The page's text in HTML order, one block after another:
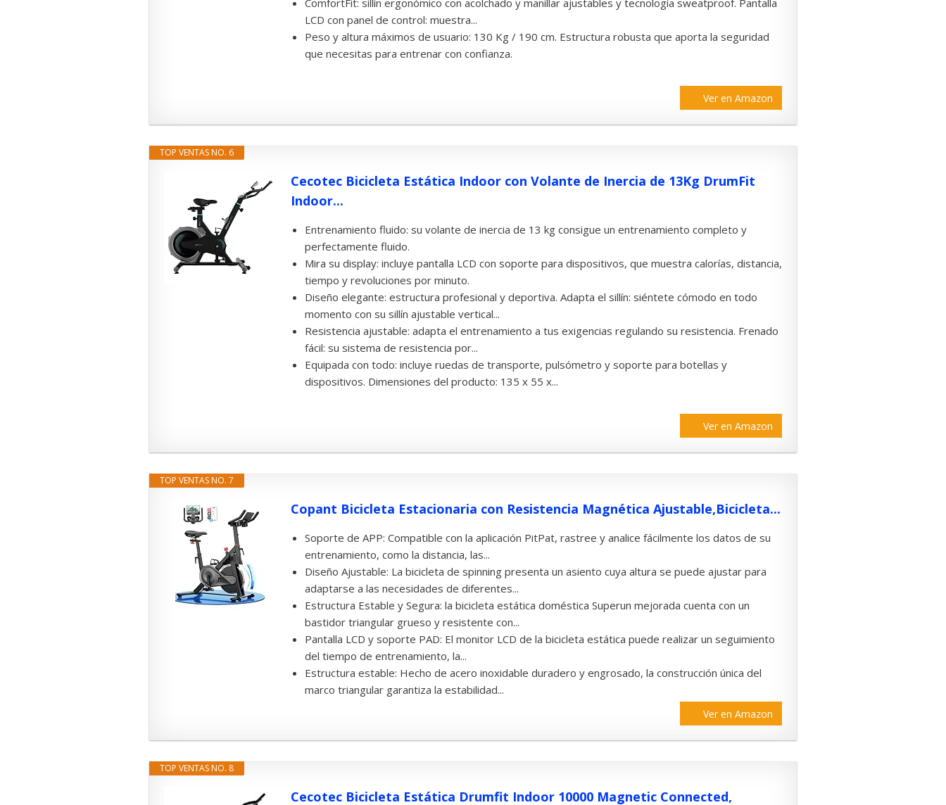
ComfortFit: sillín ergonómico con acolchado y manillar ajustables y tecnología sweatproof. Pantalla
LCD con panel de control: muestra...
Peso y altura máximos de usuario: 130 Kg / 190 cm. Estructura robusta que aporta la seguridad
que necesitas para entrenar con confianza.
Ver en Amazon
TOP VENTAS NO. 6
Cecotec Bicicleta Estática Indoor con Volante de Inercia de 13Kg DrumFit
Indoor...
Entrenamiento fluido: su volante de inercia de 13 kg consigue un entrenamiento completo y
perfectamente fluido.
Mira su display: incluye pantalla LCD con soporte para dispositivos, que muestra calorías, distancia,
tiempo y revoluciones por minuto.
Diseño elegante: estructura profesional y deportiva. Adapta el sillín: siéntete cómodo en todo
momento con su sillín ajustable vertical...
Resistencia ajustable: adapta el entrenamiento a tus exigencias regulando su resistencia. Frenado
fácil: su sistema de resistencia por...
Equipada con todo: incluye ruedas de transporte, pulsómetro y soporte para botellas y
dispositivos. Dimensiones del producto: 135 x 55 x...
Ver en Amazon
TOP VENTAS NO. 7
Copant Bicicleta Estacionaria con Resistencia Magnética Ajustable,Bicicleta...
Soporte de APP: Compatible con la aplicación PitPat, rastree y analice fácilmente los datos de su
entrenamiento, como la distancia, las...
Diseño Ajustable: La bicicleta de spinning presenta un asiento cuya altura se puede ajustar para
adaptarse a las necesidades de diferentes...
Estructura Estable y Segura: la bicicleta estática doméstica Superun mejorada cuenta con un
bastidor triangular grueso y resistente con...
Pantalla LCD y soporte PAD: El monitor LCD de la bicicleta estática puede realizar un seguimiento
del tiempo de entrenamiento, la...
Estructura estable: Hecho de acero inoxidable duradero y engrosado, la construcción única del
marco triangular garantiza la estabilidad...
Ver en Amazon
TOP VENTAS NO. 8
Cecotec Bicicleta Estática Drumfit Indoor 10000 Magnetic Connected,